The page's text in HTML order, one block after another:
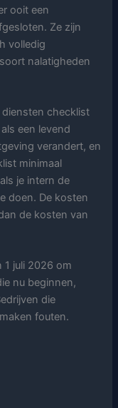
ooit een
Ze zijn
volledig
nalatigheden
diensten checklist
een levend
verandert, en
minimaal
je intern de
doen. De kosten
de kosten van
1 juli 2026 om
nu beginnen,
die
fouten.